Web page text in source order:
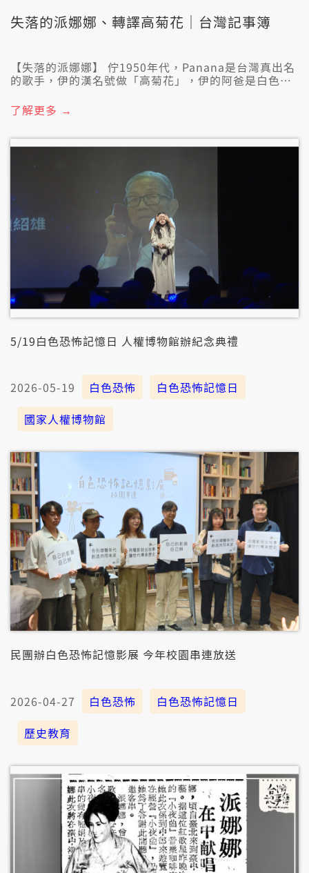
失落的派娜娜、轉譯高菊花｜台灣記事簿
【失落的派娜娜】 佇1950年代，Panana是台灣真出名
的歌手，伊的漢名號做「高菊花」，伊的阿爸是白色恐
(Uyongu Yata'uyungana)。Pananaa(派娜娜)的犧牲
佮艱苦，是咱袂得想像；伊的青春佮夢想，嘛佇阿爸高
矣。 成做「Panana(派娜娜)」的歌手人生看著奢颺，
出喙的秘密。 伊是按怎會去唱歌？伊的人生閣因為伊的
身分按怎受折磨？這禮拜的台灣記事簿，𤆬你來看伊的
故事。 【轉譯高菊花】 Panana(派娜娜)佇台頂唱歌，
台仔跤煞是警備總部的人咧等伊，欲𤆬伊去問話，甚至
予人要求愛「服務」彼當陣的波蘭船員，厝內人嘛受情
治人員的監控。 Panana(派娜娜)一生的故事，有少年
大學生佇校園用家己的方式講予逐家聽，嘛有導演共拍
做紀錄片，攏是向望會當予閣較濟人知影這段沉重的歷
史，避免仝款的錯誤閣再發生。 6/7禮拜暗時七點半，
台灣記事簿先𤆬你熟似Panana的人生故事，紲落才看
現代各領域的人，按怎透過家己的方式共逐家講這段歷
史。
了解更多 →
5/19白色恐怖記憶日 人權博物館辦紀念典禮
2026-05-19 白色恐怖
白色恐怖記憶日
國家人權博物館
民團辦白色恐怖記憶影展 今年校園串連放送
2026-04-27 白色恐怖
白色恐怖記憶日
歷史教育